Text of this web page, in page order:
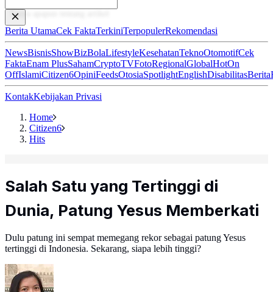
Baca
Berita UtamaCek FaktaTerkiniTerpopulerRekomendasi
NewsBisnisShowBizBolaLifestyleKesehatanTeknoOtomotifCek
FaktaEnam PlusSahamCryptoTVFotoRegionalGlobalHotOn
OffIslamiCitizen6OpiniFeedsOtosiaSpotlightEnglishDisabilitasBerita
KontakKebijakan Privasi
Home
Citizen6
Hits
Salah Satu yang Tertinggi di
Dunia, Patung Yesus Memberkati
Dulu patung ini sempat memegang rekor sebagai patung Yesus
tertinggi di Indonesia. Sekarang, siapa lebih tinggi?